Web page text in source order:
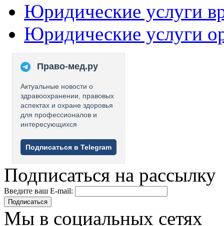
Юридические услуги
Юридические услуги
Право-мед.ру
Актуальные новости о
здравоохранении, правовых
аспектах и охране здоровья
для профессионалов и
интересующихся
Подписаться в Telegram
Подписаться на рассылку
Введите ваш E-mail:
Подписаться
Мы в социальных сетях